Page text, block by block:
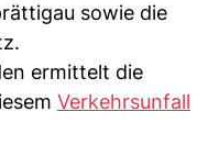
sowie die
ermittelt die
Verkehrsunfall